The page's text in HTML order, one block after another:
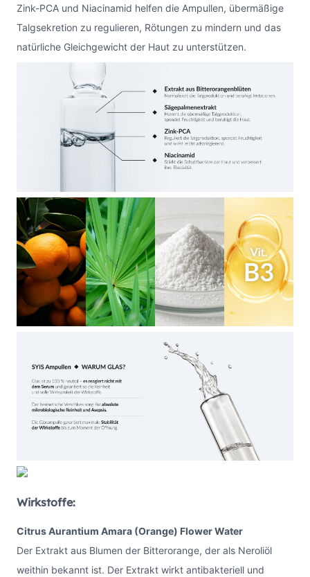
Zink-PCA und Niacinamid helfen die Ampullen, übermäßige
Talgsekretion zu regulieren, Rötungen zu mindern und das
natürliche Gleichgewicht der Haut zu unterstützen.
Wirkstoffe:
Citrus Aurantium Amara (Orange) Flower Water
Der Extrakt aus Blumen der Bitterorange, der als Neroliöl
weithin bekannt ist. Der Extrakt wirkt antibakteriell und